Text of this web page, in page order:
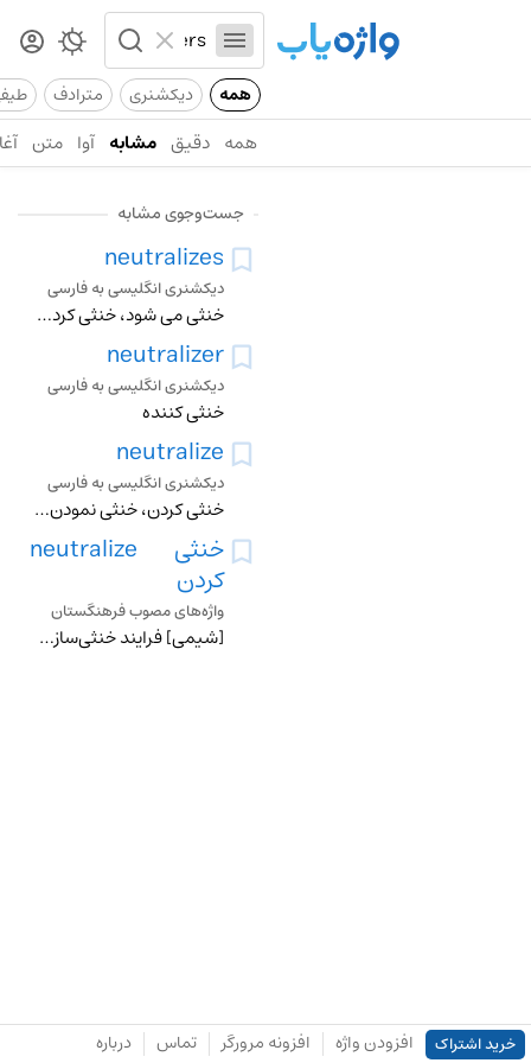
همه دیکشنری مترادف
همه دقیق مشابه آوا متن
جست‌وجوی مشابه
neutralizes
دیکشنری انگلیسی به فارسی
خنثی می شود، خنثی کردن، خنثی نمودن، بطور شیمیایی خنثی کردن
neutralizer
دیکشنری انگلیسی به فارسی
خنثی کننده
neutralize
دیکشنری انگلیسی به فارسی
خنثی کردن، خنثی نمودن، بطور شیمیایی خنثی کردن
خنثی
کردن
neutralize
واژه‌های مصوب فرهنگستان
[شیمی] فرایند خنثی‌سازی محلول با افزودن باز به محلول اسید یا افزودن اسید به‏ محلول باز برای رسیدن به PH هفت [علوم و فنّاوری غذا] عمل خنثی‌سازی اسیدهای چرب آزاد
خرید اشتراک افزودن واژه افزونه مرورگر تماس درباره